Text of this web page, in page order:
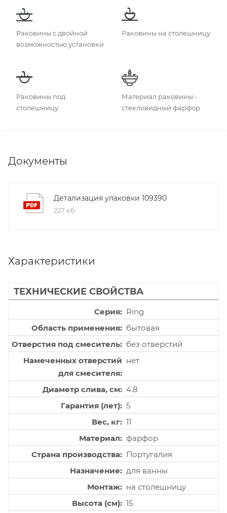
Раковины с двойной
возможностью установки
Раковины на столешницу
Раковины под
столешницу
Материал раковины -
стекловидный фарфор
Документы
Детализация упаковки 109390
227 кб
Характеристики
ТЕХНИЧЕСКИЕ СВОЙСТВА
Серия
Ring
Область применения
бытовая
Отверстия под смеситель
без отверстий
Намеченных отверстий
для смесителя
нет
Диаметр слива, см
4.8
Гарантия (лет)
5
Вес, кг
11
Материал
фарфор
Страна производства
Португалия
Назначение
для ванны
Монтаж
на столешницу
Высота (см)
15